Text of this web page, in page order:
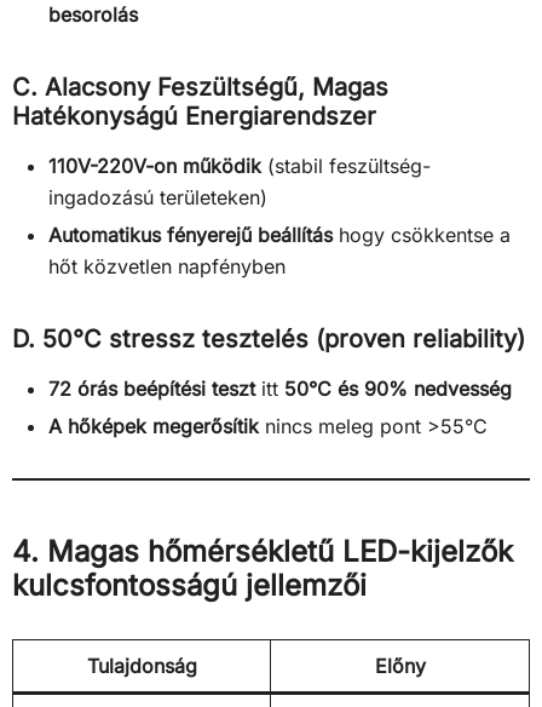
besorolás
C. Alacsony Feszültségű, Magas
Hatékonyságú Energiarendszer
110V-220V-on működik(stabil feszültség-
ingadozású területeken)
Automatikus fényerejű beállításhogy csökkentse a
hőt közvetlen napfényben
D. 50°C stressz tesztelés (proven reliability)
72 órás beépítési tesztitt 50°C és 90% nedvesség
A hőképek megerősítiknincs meleg pont >55°C
4. Magas hőmérsékletű LED-kijelzők
kulcsfontosságú jellemzői
Tulajdonság Előny